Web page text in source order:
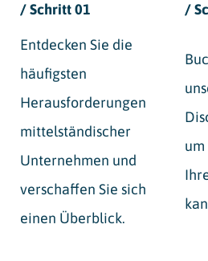
/ Schritt 01 /
Entdecken Sie die
häufigsten
Herausforderungen
mittelständischer
Unternehmen und
verschaffen Sie sich
einen Überblick.